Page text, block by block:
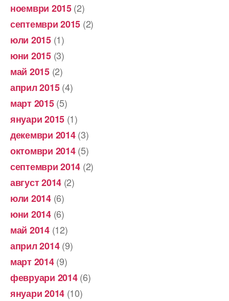
ноември 2015(2)
септември 2015 (2)
юли 2015(1)
юни 2015(3)
май 2015(2)
април 2015(4)
март 2015(5)
януари 2015 (1)
декември 2014(3)
октомври 2014(5)
септември 2014 (2)
август 2014 (2)
юли 2014(6)
юни 2014(6)
май 2014(12)
април 2014(9)
март 2014(9)
февруари 2014(6)
януари 2014 (10)